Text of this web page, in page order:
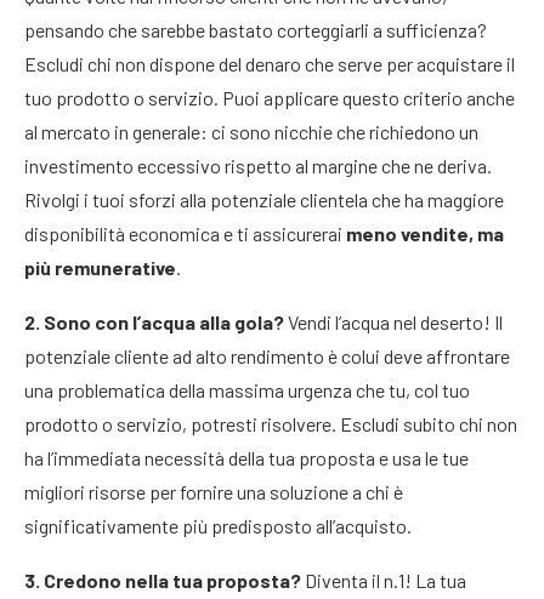
pensando che sarebbe bastato corteggiarli a sufficienza?
Escludi chi non dispone del denaro che serve per acquistare il
tuo prodotto o servizio. Puoi applicare questo criterio anche
al mercato in generale: ci sono nicchie che richiedono un
investimento eccessivo rispetto al margine che ne deriva.
Rivolgi i tuoi sforzi alla potenziale clientela che ha maggiore
disponibilità economica e ti assicurerai meno vendite, ma
più remunerative.
2. Sono con l’acqua alla gola?Vendi l’acqua nel deserto! Il
potenziale cliente ad alto rendimento è colui deve affrontare
una problematica della massima urgenza che tu, col tuo
prodotto o servizio, potresti risolvere. Escludi subito chi non
ha l’immediata necessità della tua proposta e usa le tue
migliori risorse per fornire una soluzione a chi è
significativamente più predisposto all’acquisto.
3. Credono nella tua proposta? Diventa il n.1! La tua